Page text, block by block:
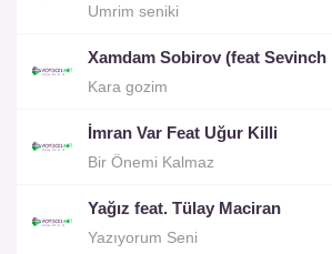
Umrim seniki
Xamdam Sobirov (feat Sevinch
Kara gozim
İmran Var Feat Uğur Killi
Bir Önemi Kalmaz
Yağız feat. Tülay Maciran
Yazıyorum Seni